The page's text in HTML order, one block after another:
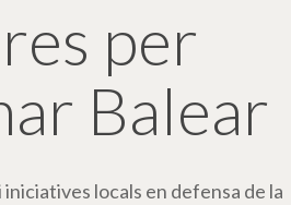
per
Balear
locals en defensa de la